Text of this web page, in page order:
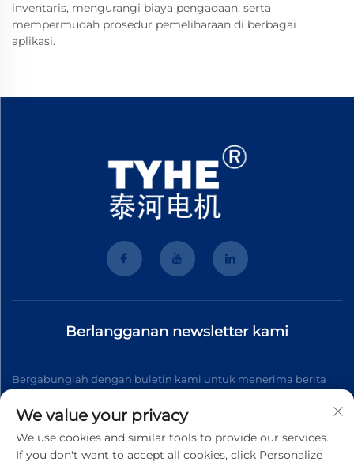
inventaris, mengurangi biaya pengadaan, serta
mempermudah prosedur pemeliharaan di berbagai
aplikasi.
Berlangganan newsletter kami
Bergabunglah dengan buletin kami untuk menerima berita
We value your privacy
We use cookies and similar tools to provide our services.
If you don't want to accept all cookies, click Personalize